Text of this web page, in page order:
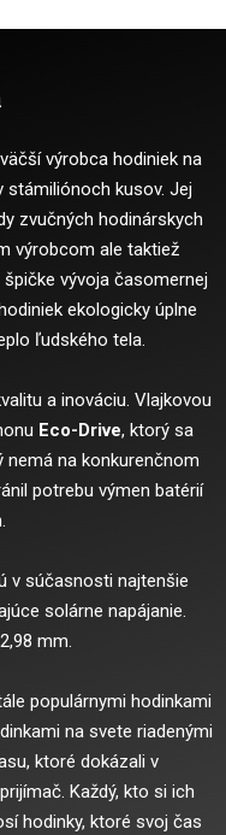
výrobca hodiniek na
kusov. Jej
zvučných hodinárskych
výrobcom ale taktiež
vývoja časomernej
ekologicky úplne
ľudského tela.
a inováciu. Vlajkovou
Eco-Drive, ktorý sa
nemá na konkurenčnom
potrebu výmen batérií
v súčasnosti najtenšie
solárne napájanie.
mm.
populárnymi hodinkami
na svete riadenými
ktoré dokázali v
Každý, kto si ich
hodinky, ktoré svoj čas